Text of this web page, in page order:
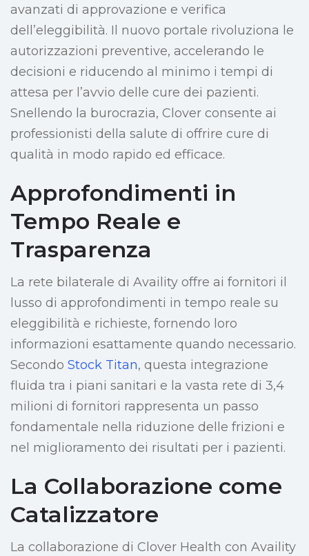
avanzati di approvazione e verifica
dell’eleggibilità. Il nuovo portale rivoluziona le
autorizzazioni preventive, accelerando le
decisioni e riducendo al minimo i tempi di
attesa per l’avvio delle cure dei pazienti.
Snellendo la burocrazia, Clover consente ai
professionisti della salute di offrire cure di
qualità in modo rapido ed efficace.
Approfondimenti in
Tempo Reale e
Trasparenza
La rete bilaterale di Availity offre ai fornitori il
lusso di approfondimenti in tempo reale su
eleggibilità e richieste, fornendo loro
informazioni esattamente quando necessario.
Secondo Stock Titan, questa integrazione
fluida tra i piani sanitari e la vasta rete di 3,4
milioni di fornitori rappresenta un passo
fondamentale nella riduzione delle frizioni e
nel miglioramento dei risultati per i pazienti.
La Collaborazione come
Catalizzatore
La collaborazione di Clover Health con Availity